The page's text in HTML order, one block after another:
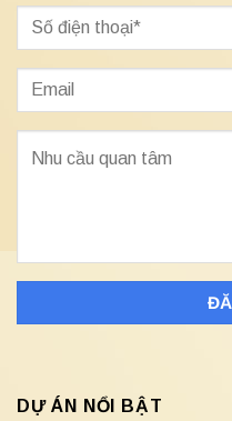
DỰ ÁN NỔI BẬT